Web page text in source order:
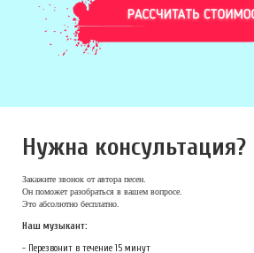
Нужна консультация?
Закажите звонок от автора песен.
Он поможет разобраться в вашем вопросе.
Это абсолютно бесплатно.
Наш музыкант:
- Перезвонит в течение 15 минут